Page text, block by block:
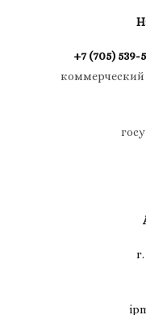
+7 (705) 539-
коммерческий